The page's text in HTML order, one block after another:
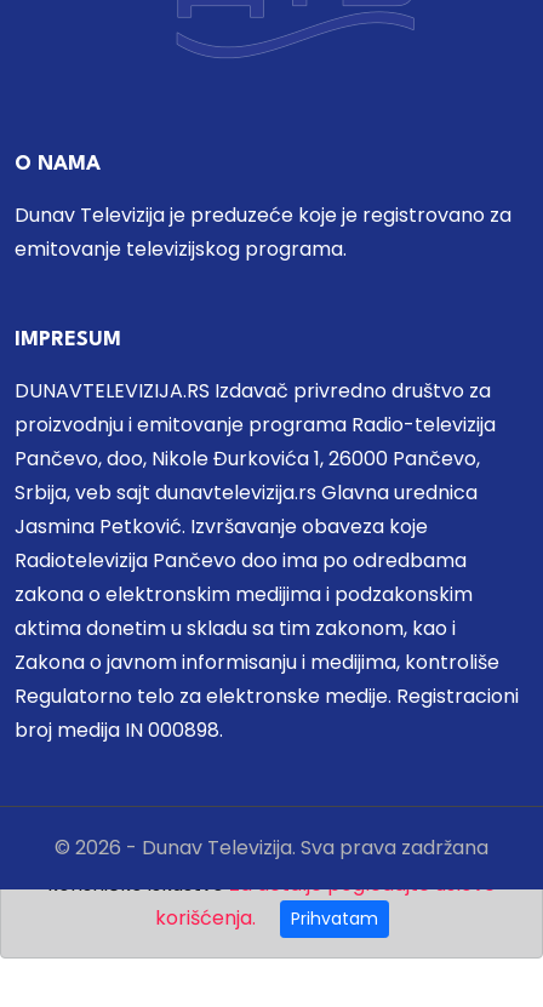
O NAMA
Dunav Televizija je preduzeće koje je registrovano za
emitovanje televizijskog programa.
IMPRESUM
DUNAVTELEVIZIJA.RS Izdavač privredno društvo za
proizvodnju i emitovanje programa Radio-televizija
Pančevo, doo, Nikole Đurkovića 1, 26000 Pančevo,
Srbija, veb sajt dunavtelevizija.rs Glavna urednica
Jasmina Petković. Izvršavanje obaveza koje
Radiotelevizija Pančevo doo ima po odredbama
zakona o elektronskim medijima i podzakonskim
aktima donetim u skladu sa tim zakonom, kao i
Zakona o javnom informisanju i medijima, kontroliše
Regulatorno telo za elektronske medije. Registracioni
broj medija IN 000898.
© 2026 - Dunav Televizija. Sva prava zadržana
🍪 Ovaj sajt koristi kolačiće da bi vam pružio bolje
korisničko iskustvoZa detalje pogledajte uslove
korišćenja.
Prihvatam